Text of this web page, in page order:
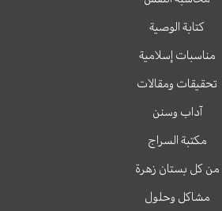
كتابة الوصية
مناسبات إسلامية
تحقيقات ومقالات
آداب وسنن
مكتبة السراج
من كل بستان زهرة
مشاكل وحلول